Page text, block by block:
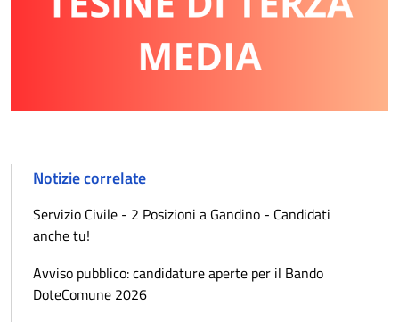
Notizie correlate
Servizio Civile - 2 Posizioni a Gandino - Candidati
anche tu!
Avviso pubblico: candidature aperte per il Bando
DoteComune 2026